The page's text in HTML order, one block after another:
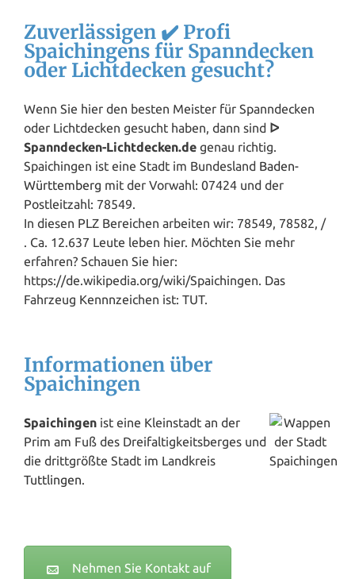
Zuverlässigen ✔️ Profi
Spaichingens für Spanndecken
oder Lichtdecken gesucht?
Wenn Sie hier den besten Meister für Spanndecken
oder Lichtdecken gesucht haben, dann sind ᐅ
Spanndecken-Lichtdecken.de genau richtig.
Spaichingen ist eine Stadt im Bundesland Baden-
Württemberg mit der Vorwahl: 07424 und der
Postleitzahl: 78549.
In diesen PLZ Bereichen arbeiten wir: 78549, 78582, /
. Ca. 12.637 Leute leben hier. Möchten Sie mehr
erfahren? Schauen Sie hier:
https://de.wikipedia.org/wiki/Spaichingen. Das
Fahrzeug Kennnzeichen ist: TUT.
Informationen über
Spaichingen
Spaichingen ist eine Kleinstadt an der
Prim am Fuß des Dreifaltigkeitsberges und
die drittgrößte Stadt im Landkreis
Tuttlingen.
Nehmen Sie Kontakt auf